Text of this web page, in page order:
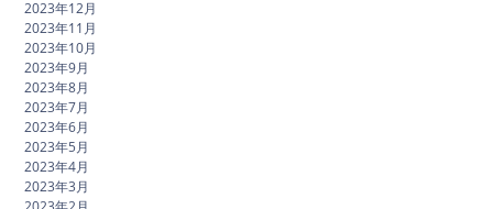
2023年12月
2023年11月
2023年10月
2023年9月
2023年8月
2023年7月
2023年6月
2023年5月
2023年4月
2023年3月